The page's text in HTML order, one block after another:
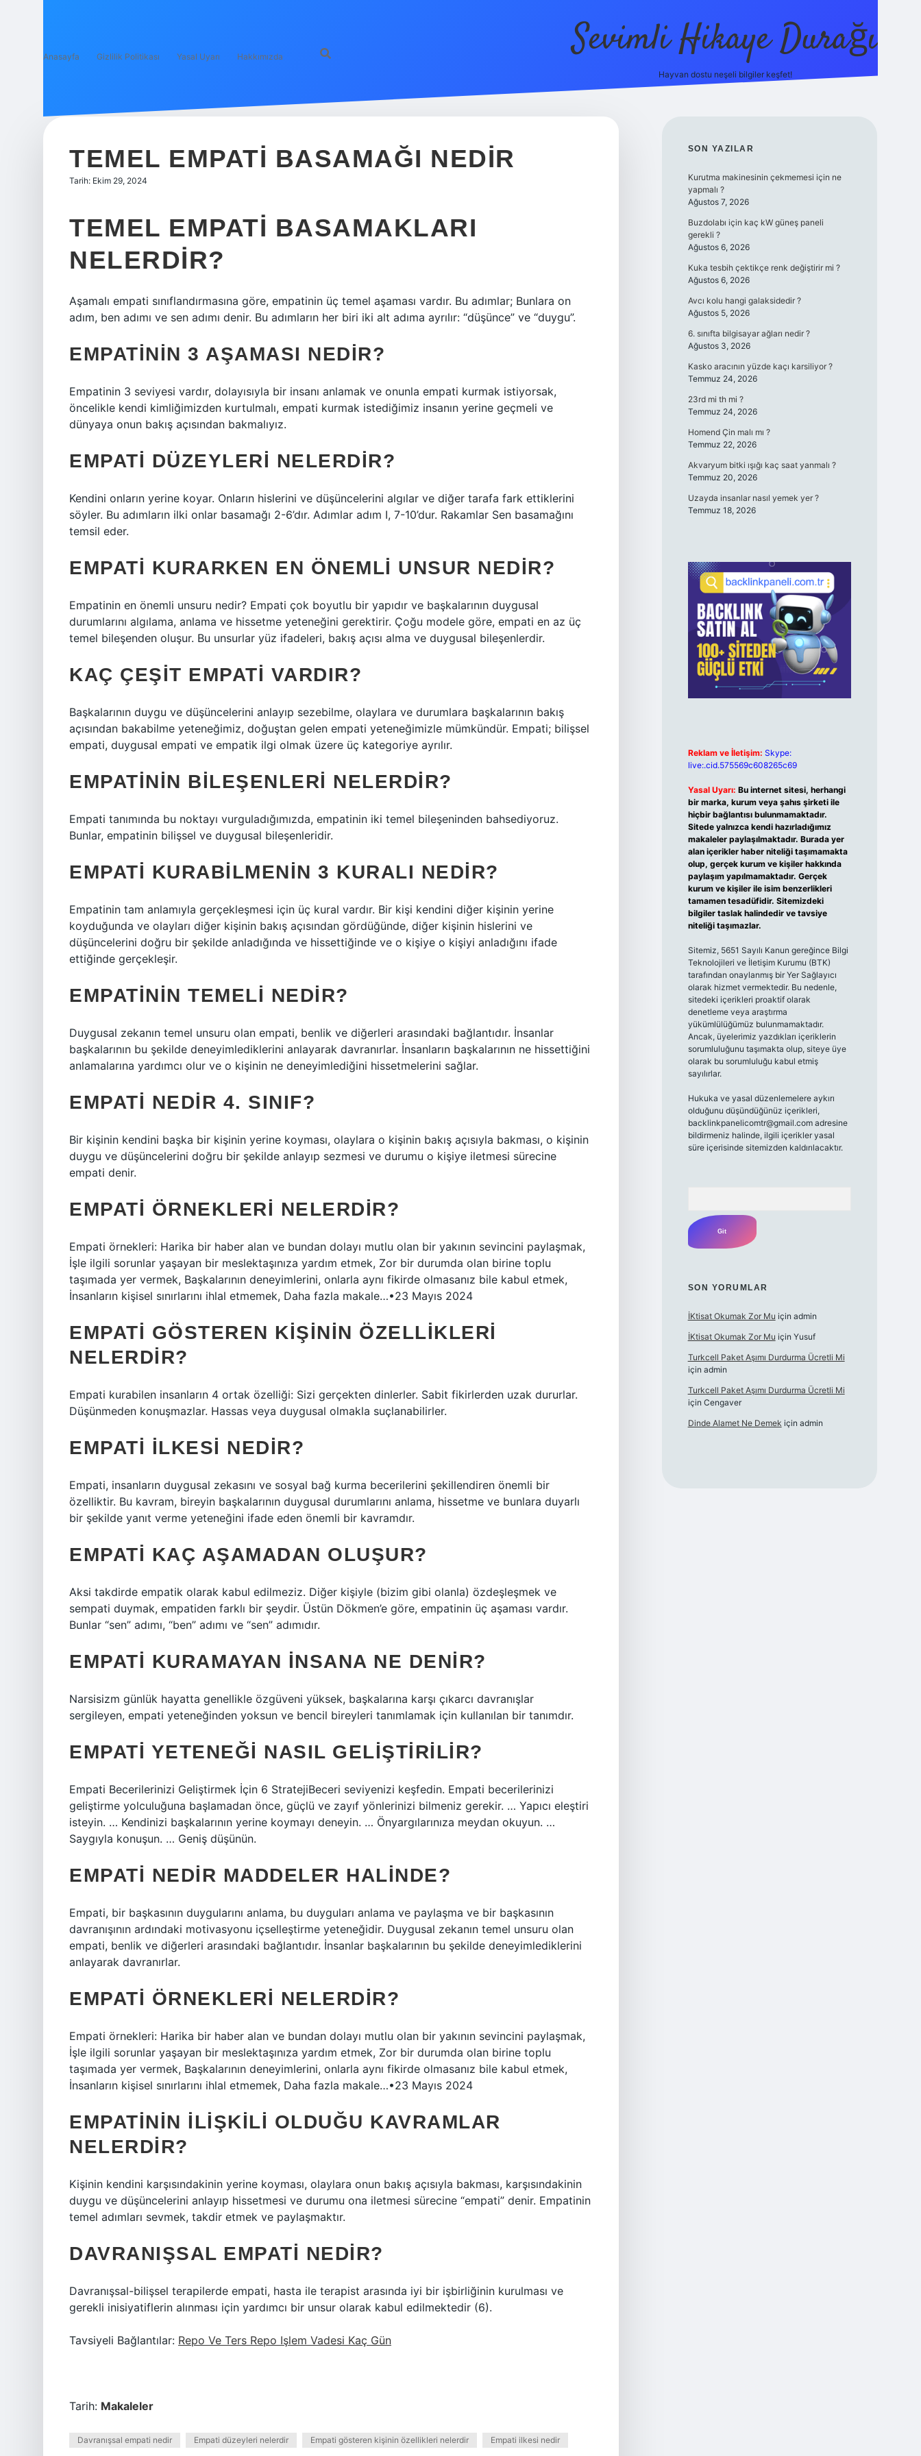
Anasayfa Gizlilik Politikası Yasal Uyarı Hakkımızda Sevimli Hikaye Durağı
Hayvan dostu neşeli bilgiler keşfet!
TEMEL EMPATI BASAMAĞI NEDIR
Tarih: Ekim 29, 2024
TEMEL EMPATI BASAMAKLARI
NELERDIR?
Aşamalı empati sınıflandırmasına göre, empatinin üç temel aşaması vardır. Bu adımlar; Bunlara on
adım, ben adımı ve sen adımı denir. Bu adımların her biri iki alt adıma ayrılır: “düşünce” ve “duygu”.
EMPATININ 3 AŞAMASI NEDIR?
Empatinin 3 seviyesi vardır, dolayısıyla bir insanı anlamak ve onunla empati kurmak istiyorsak,
öncelikle kendi kimliğimizden kurtulmalı, empati kurmak istediğimiz insanın yerine geçmeli ve
dünyaya onun bakış açısından bakmalıyız.
EMPATI DÜZEYLERI NELERDIR?
Kendini onların yerine koyar. Onların hislerini ve düşüncelerini algılar ve diğer tarafa fark ettiklerini
söyler. Bu adımların ilki onlar basamağı 2-6’dır. Adımlar adım I, 7-10’dur. Rakamlar Sen basamağını
temsil eder.
EMPATI KURARKEN EN ÖNEMLI UNSUR NEDIR?
Empatinin en önemli unsuru nedir? Empati çok boyutlu bir yapıdır ve başkalarının duygusal
durumlarını algılama, anlama ve hissetme yeteneğini gerektirir. Çoğu modele göre, empati en az üç
temel bileşenden oluşur. Bu unsurlar yüz ifadeleri, bakış açısı alma ve duygusal bileşenlerdir.
KAÇ ÇEŞIT EMPATI VARDIR?
Başkalarının duygu ve düşüncelerini anlayıp sezebilme, olaylara ve durumlara başkalarının bakış
açısından bakabilme yeteneğimiz, doğuştan gelen empati yeteneğimizle mümkündür. Empati; bilişsel
empati, duygusal empati ve empatik ilgi olmak üzere üç kategoriye ayrılır.
EMPATININ BILEŞENLERI NELERDIR?
Empati tanımında bu noktayı vurguladığımızda, empatinin iki temel bileşeninden bahsediyoruz.
Bunlar, empatinin bilişsel ve duygusal bileşenleridir.
EMPATI KURABILMENIN 3 KURALI NEDIR?
Empatinin tam anlamıyla gerçekleşmesi için üç kural vardır. Bir kişi kendini diğer kişinin yerine
koyduğunda ve olayları diğer kişinin bakış açısından gördüğünde, diğer kişinin hislerini ve
düşüncelerini doğru bir şekilde anladığında ve hissettiğinde ve o kişiye o kişiyi anladığını ifade
ettiğinde gerçekleşir.
EMPATININ TEMELI NEDIR?
Duygusal zekanın temel unsuru olan empati, benlik ve diğerleri arasındaki bağlantıdır. İnsanlar
başkalarının bu şekilde deneyimlediklerini anlayarak davranırlar. İnsanların başkalarının ne hissettiğini
anlamalarına yardımcı olur ve o kişinin ne deneyimlediğini hissetmelerini sağlar.
EMPATI NEDIR 4. SINIF?
Bir kişinin kendini başka bir kişinin yerine koyması, olaylara o kişinin bakış açısıyla bakması, o kişinin
duygu ve düşüncelerini doğru bir şekilde anlayıp sezmesi ve durumu o kişiye iletmesi sürecine
empati denir.
EMPATI ÖRNEKLERI NELERDIR?
Empati örnekleri: Harika bir haber alan ve bundan dolayı mutlu olan bir yakının sevincini paylaşmak,
İşle ilgili sorunlar yaşayan bir meslektaşınıza yardım etmek, Zor bir durumda olan birine toplu
taşımada yer vermek, Başkalarının deneyimlerini, onlarla aynı fikirde olmasanız bile kabul etmek,
İnsanların kişisel sınırlarını ihlal etmemek, Daha fazla makale…•23 Mayıs 2024
EMPATI GÖSTEREN KIŞININ ÖZELLIKLERI
NELERDIR?
Empati kurabilen insanların 4 ortak özelliği: Sizi gerçekten dinlerler. Sabit fikirlerden uzak dururlar.
Düşünmeden konuşmazlar. Hassas veya duygusal olmakla suçlanabilirler.
EMPATI ILKESI NEDIR?
Empati, insanların duygusal zekasını ve sosyal bağ kurma becerilerini şekillendiren önemli bir
özelliktir. Bu kavram, bireyin başkalarının duygusal durumlarını anlama, hissetme ve bunlara duyarlı
bir şekilde yanıt verme yeteneğini ifade eden önemli bir kavramdır.
EMPATI KAÇ AŞAMADAN OLUŞUR?
Aksi takdirde empatik olarak kabul edilmeziz. Diğer kişiyle (bizim gibi olanla) özdeşleşmek ve
sempati duymak, empatiden farklı bir şeydir. Üstün Dökmen’e göre, empatinin üç aşaması vardır.
Bunlar “sen” adımı, “ben” adımı ve “sen” adımıdır.
EMPATI KURAMAYAN INSANA NE DENIR?
Narsisizm günlük hayatta genellikle özgüveni yüksek, başkalarına karşı çıkarcı davranışlar
sergileyen, empati yeteneğinden yoksun ve bencil bireyleri tanımlamak için kullanılan bir tanımdır.
EMPATI YETENEĞI NASIL GELIŞTIRILIR?
Empati Becerilerinizi Geliştirmek İçin 6 StratejiBeceri seviyenizi keşfedin. Empati becerilerinizi
geliştirme yolculuğuna başlamadan önce, güçlü ve zayıf yönlerinizi bilmeniz gerekir. … Yapıcı eleştiri
isteyin. … Kendinizi başkalarının yerine koymayı deneyin. … Önyargılarınıza meydan okuyun. …
Saygıyla konuşun. … Geniş düşünün.
EMPATI NEDIR MADDELER HALINDE?
Empati, bir başkasının duygularını anlama, bu duyguları anlama ve paylaşma ve bir başkasının
davranışının ardındaki motivasyonu içselleştirme yeteneğidir. Duygusal zekanın temel unsuru olan
empati, benlik ve diğerleri arasındaki bağlantıdır. İnsanlar başkalarının bu şekilde deneyimlediklerini
anlayarak davranırlar.
EMPATI ÖRNEKLERI NELERDIR?
Empati örnekleri: Harika bir haber alan ve bundan dolayı mutlu olan bir yakının sevincini paylaşmak,
İşle ilgili sorunlar yaşayan bir meslektaşınıza yardım etmek, Zor bir durumda olan birine toplu
taşımada yer vermek, Başkalarının deneyimlerini, onlarla aynı fikirde olmasanız bile kabul etmek,
İnsanların kişisel sınırlarını ihlal etmemek, Daha fazla makale…•23 Mayıs 2024
EMPATININ ILIŞKILI OLDUĞU KAVRAMLAR
NELERDIR?
Kişinin kendini karşısındakinin yerine koyması, olaylara onun bakış açısıyla bakması, karşısındakinin
duygu ve düşüncelerini anlayıp hissetmesi ve durumu ona iletmesi sürecine “empati” denir. Empatinin
temel adımları sevmek, takdir etmek ve paylaşmaktır.
DAVRANIŞSAL EMPATI NEDIR?
Davranışsal-bilişsel terapilerde empati, hasta ile terapist arasında iyi bir işbirliğinin kurulması ve
gerekli inisiyatiflerin alınması için yardımcı bir unsur olarak kabul edilmektedir (6).
Tavsiyeli Bağlantılar: Repo Ve Ters Repo Işlem Vadesi Kaç Gün
Tarih: Makaleler
Davranışsal empati nedir Empati düzeyleri nelerdir Empati gösteren kişinin özellikleri nelerdir Empati ilkesi nedir
SIDEBAR
SON YAZILAR
Kurutma makinesinin çekmemesi için ne
yapmalı ?
Ağustos 7, 2026
Buzdolabı için kaç kW güneş paneli
gerekli ?
Ağustos 6, 2026
Kuka tesbih çektikçe renk değiştirir mi ?
Ağustos 6, 2026
Avcı kolu hangi galaksidedir ?
Ağustos 5, 2026
6. sınıfta bilgisayar ağları nedir ?
Ağustos 3, 2026
Kasko aracının yüzde kaçı karsiliyor ?
Temmuz 24, 2026
23rd mi th mi ?
Temmuz 24, 2026
Homend Çin malı mı ?
Temmuz 22, 2026
Akvaryum bitki ışığı kaç saat yanmalı ?
Temmuz 20, 2026
Uzayda insanlar nasıl yemek yer ?
Temmuz 18, 2026
Reklam ve İletişim: Skype:
live:.cid.575569c608265c69
Yasal Uyarı: Bu internet sitesi, herhangi
bir marka, kurum veya şahıs şirketi ile
hiçbir bağlantısı bulunmamaktadır.
Sitede yalnızca kendi hazırladığımız
makaleler paylaşılmaktadır. Burada yer
alan içerikler haber niteliği taşımamakta
olup, gerçek kurum ve kişiler hakkında
paylaşım yapılmamaktadır. Gerçek
kurum ve kişiler ile isim benzerlikleri
tamamen tesadüfidir. Sitemizdeki
bilgiler taslak halindedir ve tavsiye
niteliği taşımazlar.
Sitemiz, 5651 Sayılı Kanun gereğince Bilgi
Teknolojileri ve İletişim Kurumu (BTK)
tarafından onaylanmış bir Yer Sağlayıcı
olarak hizmet vermektedir. Bu nedenle,
sitedeki içerikleri proaktif olarak
denetleme veya araştırma
yükümlülüğümüz bulunmamaktadır.
Ancak, üyelerimiz yazdıkları içeriklerin
sorumluluğunu taşımakta olup, siteye üye
olarak bu sorumluluğu kabul etmiş
sayılırlar.
Hukuka ve yasal düzenlemelere aykırı
olduğunu düşündüğünüz içerikleri,
backlinkpanelicomtr@gmail.comadresine
bildirmeniz halinde, ilgili içerikler yasal
süre içerisinde sitemizden kaldırılacaktır.
SON YORUMLAR
İKtisat Okumak Zor Mu için admin
İKtisat Okumak Zor Mu için Yusuf
Turkcell Paket Aşımı Durdurma Ücretli Mi
için admin
Turkcell Paket Aşımı Durdurma Ücretli Mi
için Cengaver
Dinde Alamet Ne Demek için admin